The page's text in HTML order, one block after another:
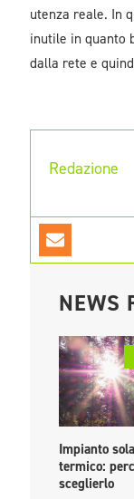
utenza reale. In
inutile in quanto
dalla rete e
Redazione
NEWS
Impianto
termico:
sceglierlo